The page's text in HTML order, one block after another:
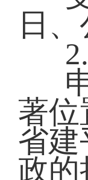
日、
著位
省建
政的